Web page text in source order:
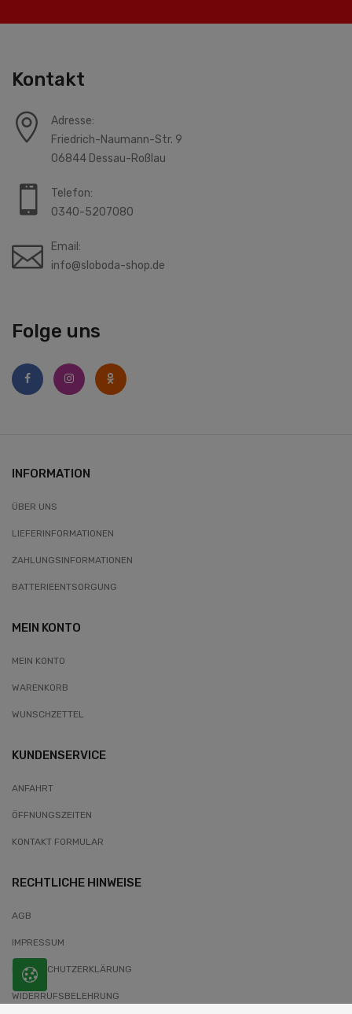
Folge uns
Kontakt
Adresse:
Friedrich-Naumann-Str. 9
06844 Dessau-Roßlau
Telefon:
0340-5207080
Email:
info@sloboda-shop.de
INFORMATION
ÜBER UNS
LIEFERINFORMATIONEN
ZAHLUNGSINFORMATIONEN
BATTERIEENTSORGUNG
MEIN KONTO
MEIN KONTO
WARENKORB
WUNSCHZETTEL
KUNDENSERVICE
ANFAHRT
ÖFFNUNGSZEITEN
KONTAKT FORMULAR
RECHTLICHE HINWEISE
AGB
IMPRESSUM
DATENSCHUTZERKLÄRUNG
WIDERRUFSBELEHRUNG